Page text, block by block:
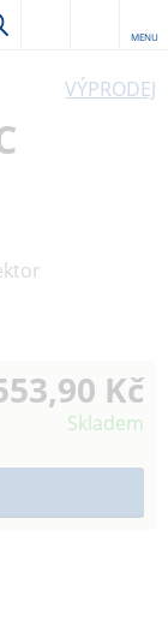
MENU
VÝPRODEJ
Kč
Skladem